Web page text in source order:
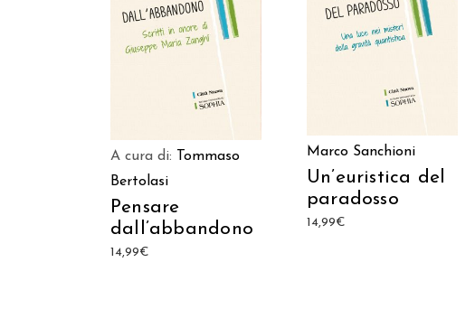
AGGIUNGI AL CARRELLO
A cura di: Tommaso
Bertolasi
Pensare
dall’abbandono
14,99€
AGGIUNGI AL CARRELLO
Marco Sanchioni
Un’euristica del
paradosso
14,99€